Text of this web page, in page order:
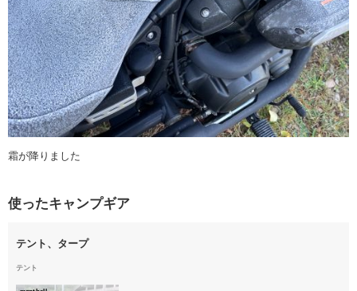
霜が降りました
使ったキャンプギア
テント、タープ
テント